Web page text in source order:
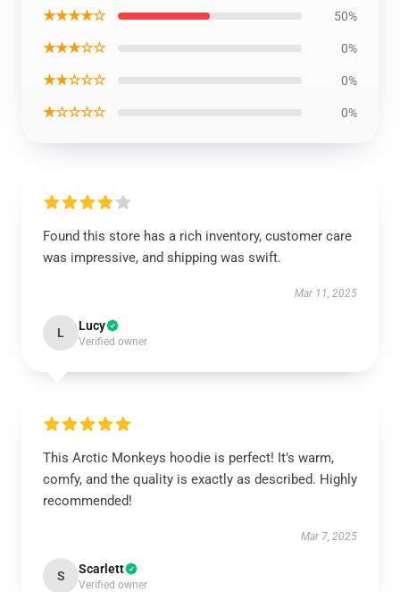
★★★★☆ 50%
★★★☆☆ 0%
★★☆☆☆ 0%
★☆☆☆☆ 0%
Found this store has a rich inventory, customer care
was impressive, and shipping was swift.
Mar 11, 2025
L Lucy
Verified owner
This Arctic Monkeys hoodie is perfect! It’s warm,
comfy, and the quality is exactly as described. Highly
recommended!
Mar 7, 2025
S Scarlett
Verified owner